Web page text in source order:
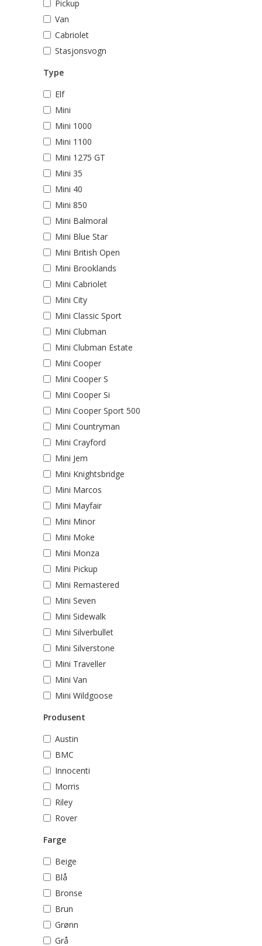
Pickup
Van
Cabriolet
Stasjonsvogn
Type
Elf
Mini
Mini 1000
Mini 1100
Mini 1275 GT
Mini 35
Mini 40
Mini 850
Mini Balmoral
Mini Blue Star
Mini British Open
Mini Brooklands
Mini Cabriolet
Mini City
Mini Classic Sport
Mini Clubman
Mini Clubman Estate
Mini Cooper
Mini Cooper S
Mini Cooper Si
Mini Cooper Sport 500
Mini Countryman
Mini Crayford
Mini Jem
Mini Knightsbridge
Mini Marcos
Mini Mayfair
Mini Minor
Mini Moke
Mini Monza
Mini Pickup
Mini Remastered
Mini Seven
Mini Sidewalk
Mini Silverbullet
Mini Silverstone
Mini Traveller
Mini Van
Mini Wildgoose
Produsent
Austin
BMC
Innocenti
Morris
Riley
Rover
Farge
Beige
Blå
Bronse
Brun
Grønn
Grå